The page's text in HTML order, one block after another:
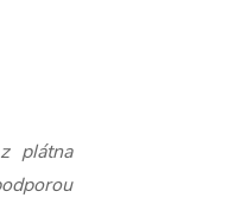
plátna